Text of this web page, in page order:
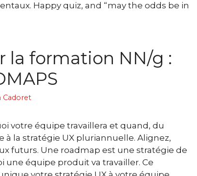
Happy quiz, and “may the odds be in
la formation NN/g :
Cadoret
votre équipe travaillera et quand, du
à la stratégie UX pluriannuelle. Alignez,
futurs. Une roadmap est une stratégie de
une équipe produit va travailler. Ce